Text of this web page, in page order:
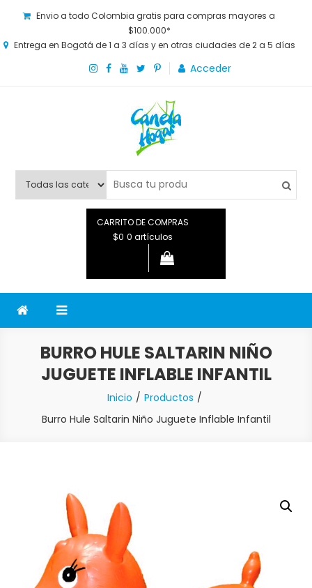
Envio a todo Colombia gratis para compras mayores a
$100.000*
Entrega en Bogotá de 1 a 3 días y en otras ciudades de 2 a 5 días
Acceder
Canela Hogar
novedosos productos para grandes y chicos, además de lo
que necesitas saber para disfrutar tu hogar.
CARRITO DE COMPRAS
$0 0 artículos
BURRO HULE SALTARIN NIÑO
JUGUETE INFLABLE INFANTIL
Inicio
Productos
Burro Hule Saltarin Niño Juguete Inflable Infantil